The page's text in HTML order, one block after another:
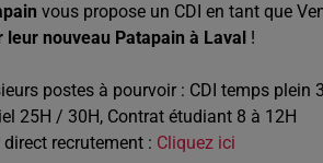
vous propose un CDI en tant que
leur nouveau Patapain à Laval!
postes à pourvoir : CDI temps plein
25H / 30H, Contrat étudiant 8 à 12H
direct recrutement : Cliquez ici